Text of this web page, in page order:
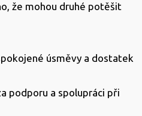
že mohou druhé potěšit
úsměvy a dostatek
podporu a spolupráci při